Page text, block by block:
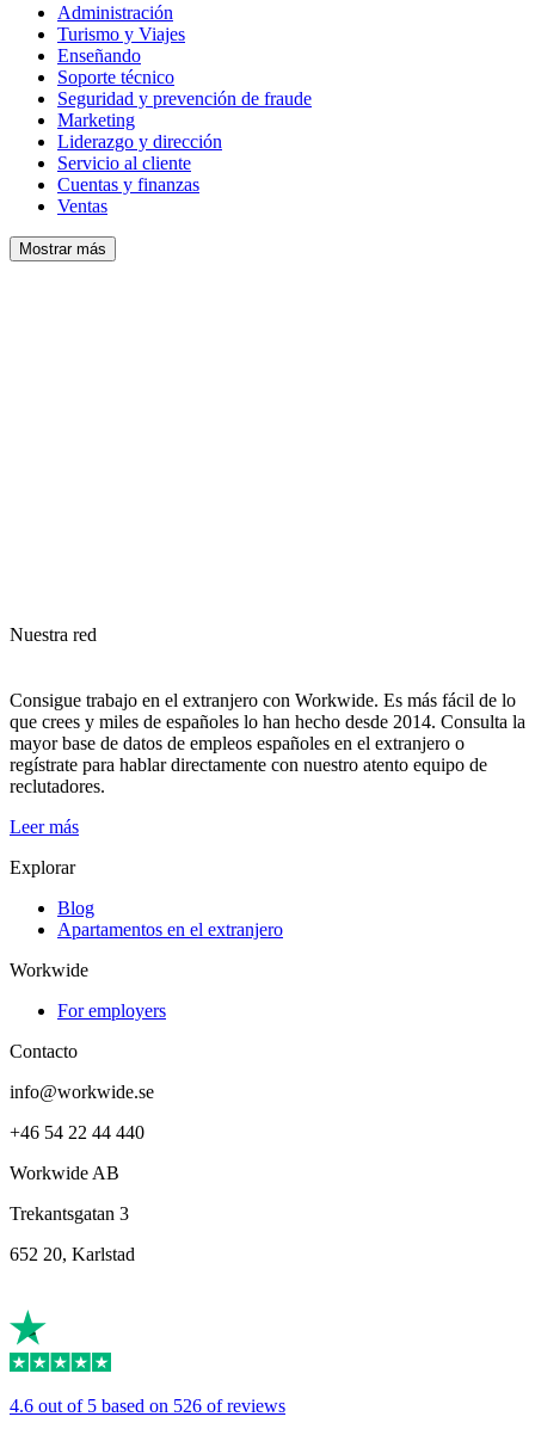
Administración
Turismo y Viajes
Enseñando
Soporte técnico
Seguridad y prevención de fraude
Marketing
Liderazgo y dirección
Servicio al cliente
Cuentas y finanzas
Ventas
Mostrar más
Nuestra red
Consigue trabajo en el extranjero con Workwide. Es más fácil de lo
que crees y miles de españoles lo han hecho desde 2014. Consulta la
mayor base de datos de empleos españoles en el extranjero o
regístrate para hablar directamente con nuestro atento equipo de
reclutadores.
Leer más
Explorar
Blog
Apartamentos en el extranjero
Workwide
For employers
Contacto
info@workwide.se
+46 54 22 44 440
Workwide AB
Trekantsgatan 3
652 20, Karlstad
4.6 out of 5 based on 526 of reviews